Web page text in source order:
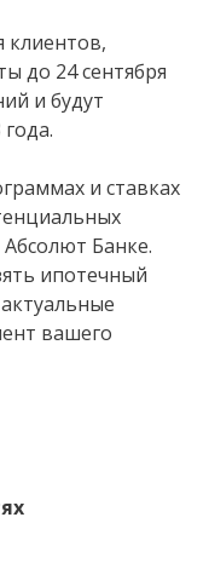
клиентов,
до 24 сентября
и будут
и ставках
Банке.
ипотечный
вашего